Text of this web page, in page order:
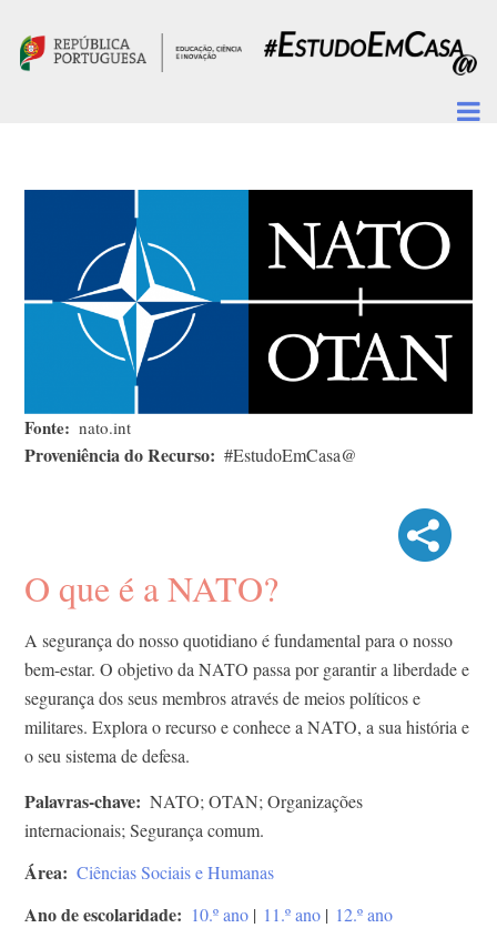
Fonte nato.int
Proveniência do Recurso #EstudoEmCasa@
O que é a NATO?
A segurança do nosso quotidiano é fundamental para o nosso
bem-estar. O objetivo da NATO passa por garantir a liberdade e
segurança dos seus membros através de meios políticos e
militares. Explora o recurso e conhece a NATO, a sua história e
o seu sistema de defesa.
Palavras-chave
NATO; OTAN; Organizações
internacionais; Segurança comum.
Área Ciências Sociais e Humanas
Ano de escolaridade 10.º ano | 11.º ano | 12.º ano